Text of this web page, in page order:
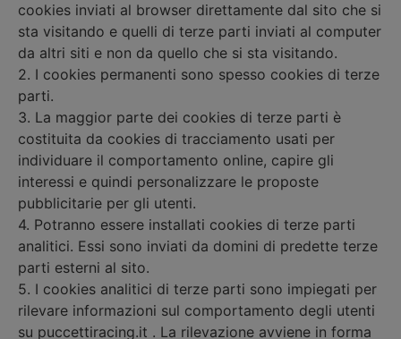
cookies inviati al browser direttamente dal sito che si
sta visitando e quelli di terze parti inviati al computer
da altri siti e non da quello che si sta visitando.
2. I cookies permanenti sono spesso cookies di terze
parti.
3. La maggior parte dei cookies di terze parti è
costituita da cookies di tracciamento usati per
individuare il comportamento online, capire gli
interessi e quindi personalizzare le proposte
pubblicitarie per gli utenti.
4. Potranno essere installati cookies di terze parti
analitici. Essi sono inviati da domini di predette terze
parti esterni al sito.
5. I cookies analitici di terze parti sono impiegati per
rilevare informazioni sul comportamento degli utenti
su puccettiracing.it . La rilevazione avviene in forma